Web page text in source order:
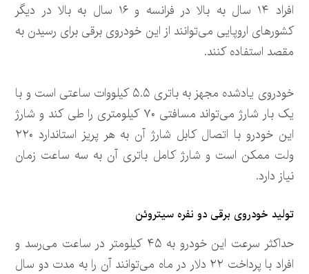
افراد ۱۴ سال به بالا در فرانسه و ۱۶ سال به بالا در دیگر
کشورهای اروپایی می‌توانند از این خودروی برقی برای رسیدن به
مقصد استفاده کنند.
خودروی یادشده مجهز به باتری ۵.۵ کیلووات ساعتی است و با
یک بار شارژ می‌تواند مسافتی ۷۰ کیلومتری را طی کند و شارژ
این خودرو با اتصال کابل شارژ آن به هر پریز استاندارد ۲۲۰
ولت ممکن است و شارژ کامل باتری آن به سه ساعت زمان
نیاز دارد.
تولید خودروی برقی دو نفره سیتروئن
حداکثر سرعت این خودرو به ۴۵ کیلومتر در ساعت می‌رسد و
افراد با پرداخت ۲۲ دلار در ماه می‌توانند آن را به مدت دو سال